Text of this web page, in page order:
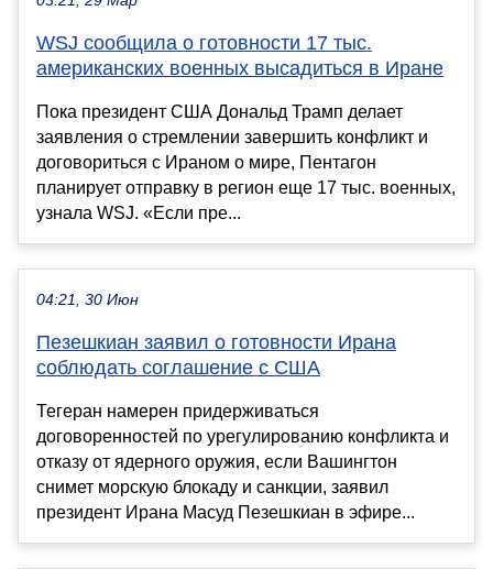
WSJ сообщила о готовности 17 тыс.
американских военных высадиться в Иране
Пока президент США Дональд Трамп делает
заявления о стремлении завершить конфликт и
договориться с Ираном о мире, Пентагон
планирует отправку в регион еще 17 тыс. военных,
узнала WSJ. «Если пре...
04:21, 30 Июн
Пезешкиан заявил о готовности Ирана
соблюдать соглашение с США
Тегеран намерен придерживаться
договоренностей по урегулированию конфликта и
отказу от ядерного оружия, если Вашингтон
снимет морскую блокаду и санкции, заявил
президент Ирана Масуд Пезешкиан в эфире...